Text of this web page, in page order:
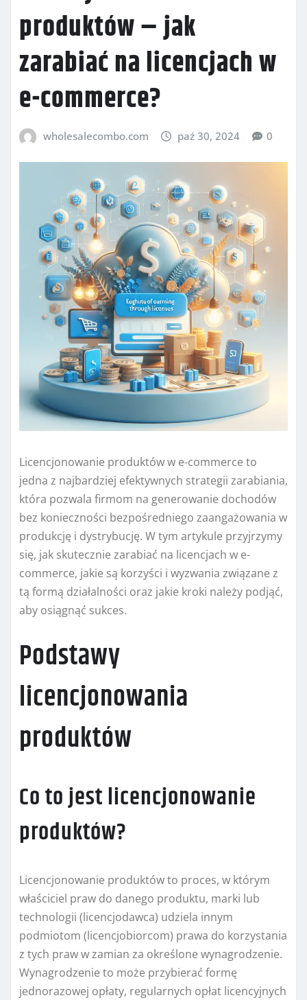
produktów – jak
zarabiać na licencjach w
e-commerce?
wholesalecombo.com paź 30, 2024 0
Licencjonowanie produktów w e-commerce to
jedna z najbardziej efektywnych strategii zarabiania,
która pozwala firmom na generowanie dochodów
bez konieczności bezpośredniego zaangażowania w
produkcję i dystrybucję. W tym artykule przyjrzymy
się, jak skutecznie zarabiać na licencjach w e-
commerce, jakie są korzyści i wyzwania związane z
tą formą działalności oraz jakie kroki należy podjąć,
aby osiągnąć sukces.
Podstawy
licencjonowania
produktów
Co to jest licencjonowanie
produktów?
Licencjonowanie produktów to proces, w którym
właściciel praw do danego produktu, marki lub
technologii (licencjodawca) udziela innym
podmiotom (licencjobiorcom) prawa do korzystania
z tych praw w zamian za określone wynagrodzenie.
Wynagrodzenie to może przybierać formę
jednorazowej opłaty, regularnych opłat licencyjnych